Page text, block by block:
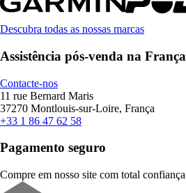
Descubra todas as nossas marcas
Assistência pós-venda na França
Contacte-nos
11 rue Bernard Maris
37270 Montlouis-sur-Loire, França
+33 1 86 47 62 58
Pagamento seguro
Compre em nosso site com total confiança